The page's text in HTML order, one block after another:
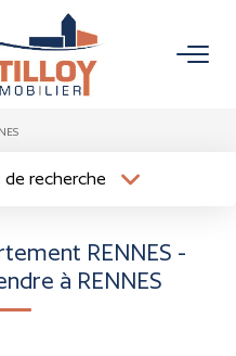
de recherche
Budget max
RENNES -
à RENNES